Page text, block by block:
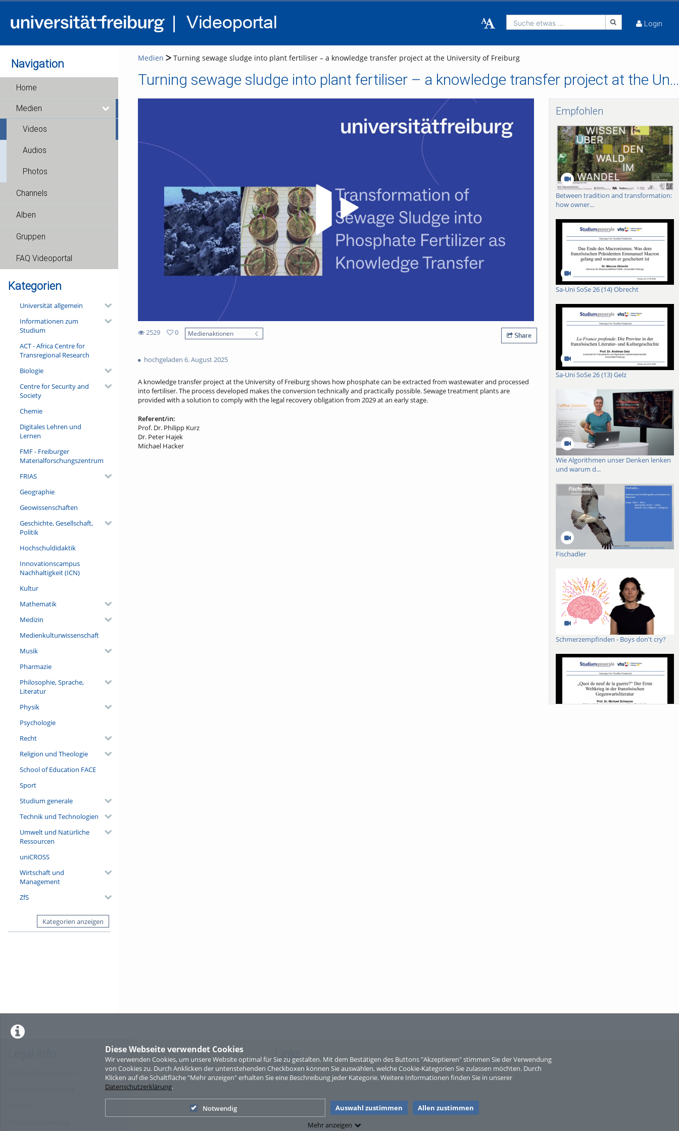
Diese Webseite verwendet Cookies
Wir verwenden Cookies, um unsere Website optimal für Sie zu gestalten. Mit dem Bestätigen des Buttons "Akzeptieren" stimmen Sie der Verwendung
von Cookies zu. Durch Anklicken der untenstehenden Checkboxen können Sie auswählen, welche Cookie-Kategorien Sie zulassen möchten. Durch
Klicken auf die Schaltfläche "Mehr anzeigen" erhalten Sie eine Beschreibung jeder Kategorie. Weitere Informationen finden Sie in unserer
Datenschutzerklärung.
Notwendig Auswahl zustimmen
Allen zustimmen
Mehr anzeigen
Suche etwas ... Login
Navigation
Home
Medien
Videos
Audios
Photos
Channels
Alben
Gruppen
FAQ Videoportal
Kategorien
Universität allgemein
Informationen zum
Studium
ACT - Africa Centre for
Transregional Research
Biologie
Centre for Security and
Society
Chemie
Digitales Lehren und
Lernen
FMF - Freiburger
Materialforschungszentrum
FRIAS
Geographie
Geowissenschaften
Geschichte, Gesellschaft,
Politik
Hochschuldidaktik
Innovationscampus
Nachhaltigkeit (ICN)
Kultur
Mathematik
Medizin
Medienkulturwissenschaft
Musik
Pharmazie
Philosophie, Sprache,
Literatur
Physik
Psychologie
Recht
Religion und Theologie
School of Education FACE
Sport
Studium generale
Technik und Technologien
Umwelt und Natürliche
Ressourcen
uniCROSS
Wirtschaft und
Management
ZfS
Kategorien anzeigen
Medien Turning sewage sludge into plant fertiliser – a knowledge transfer project at the University of Freiburg
Turning sewage sludge into plant fertiliser – a knowledge transfer project at the University of Freiburg
Video abspielen
2529
views
0
Medienaktionen Share
hochgeladen 6. August 2025
A knowledge transfer project at the University of Freiburg shows how phosphate can be extracted from wastewater and processed
into fertiliser. The process developed makes the conversion technically and practically possible. Sewage treatment plants are
provided with a solution to comply with the legal recovery obligation from 2029 at an early stage.
Referent/in:
Prof. Dr. Philipp Kurz
Dr. Peter Hajek
Michael Hacker
Empfohlen
Between tradition and transformation:
how owner...
Sa-Uni SoSe 26 (14) Obrecht
Sa-Uni SoSe 26 (13) Gelz
Wie Algorithmen unser Denken lenken
und warum d...
Fischadler
Schmerzempfinden - Boys don't cry?
Links
Sitemap